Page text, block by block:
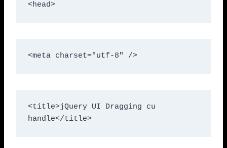
<head>
<meta charset="utf-8" />
<title>jQuery UI Dragging cu
handle</title>